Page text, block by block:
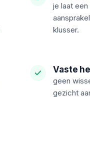
je laat
klusser.
Vaste
geen
gezicht